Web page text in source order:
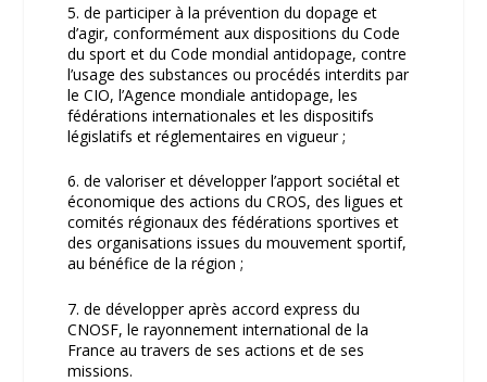
5. de participer à la prévention du dopage et
d’agir, conformément aux dispositions du Code
du sport et du Code mondial antidopage, contre
l’usage des substances ou procédés interdits par
le CIO, l’Agence mondiale antidopage, les
fédérations internationales et les dispositifs
législatifs et réglementaires en vigueur ;
6. de valoriser et développer l’apport sociétal et
économique des actions du CROS, des ligues et
comités régionaux des fédérations sportives et
des organisations issues du mouvement sportif,
au bénéfice de la région ;
7. de développer après accord express du
CNOSF, le rayonnement international de la
France au travers de ses actions et de ses
missions.